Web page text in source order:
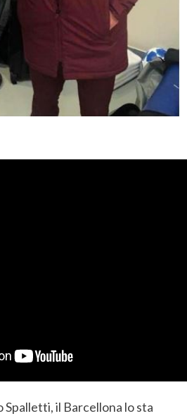
il Barcellona lo sta